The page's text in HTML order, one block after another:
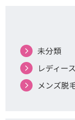
未分類
レディー
メンズ脱